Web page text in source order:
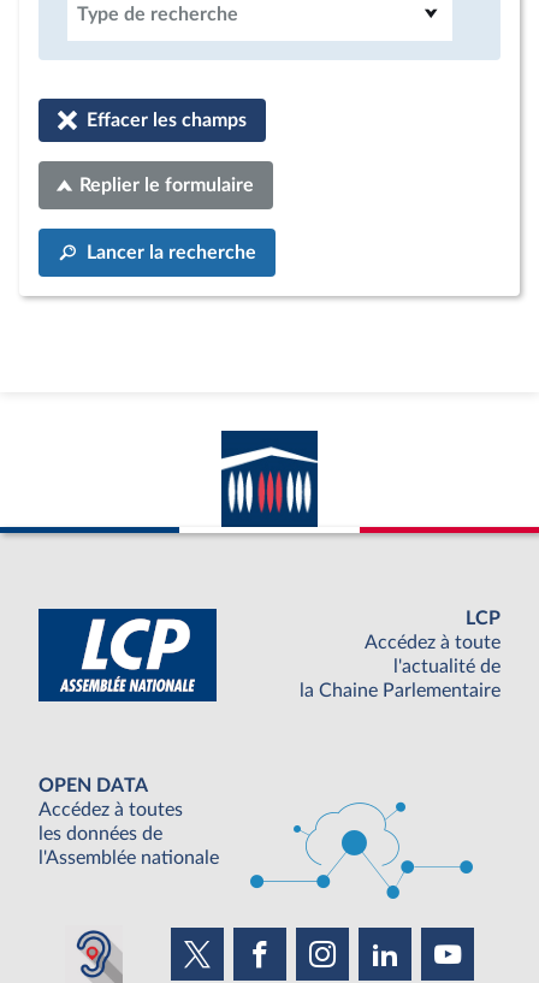
Type de recherche
Effacer les champs
Replier le formulaire
Lancer la recherche
LCP
Accédez à toute
l'actualité de
la Chaine Parlementaire
OPEN DATA
Accédez à toutes
les données de
l'Assemblée nationale